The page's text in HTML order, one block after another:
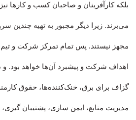
بلکه کارآفرینان و صاحبان کسب و کارها
می‌برند. زیرا دیگر مجبور به تهیه چندین
مجهز نیستند. پس تمام تمرکز شرکت و
اهداف شرکت و پیشبرد آن‌ها خواهد بود. و
گزاف برای برق، خنک‌کننده‌ها، حقوق
مدیریت منابع، ایمن سازی، پشتیبان گیری،